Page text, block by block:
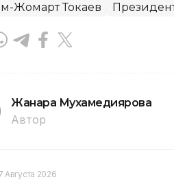
Жомарт Токаев
Жанара Мухамедиярова
Автор
Августа 2026